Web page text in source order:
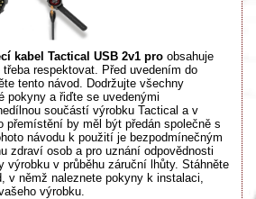
kabel Tactical USB 2v1 pro obsahuje
respektovat. Před uvedením do
tento návod. Dodržujte všechny
pokyny a řiďte se uvedenými
součástí výrobku Tactical a v
přemístění by měl být předán společně s
návodu k použití je bezpodmínečným
zdraví osob a pro uznání odpovědnosti
výrobku v průběhu záruční lhůty. Stáhněte
v němž naleznete pokyny k instalaci,
výrobku.